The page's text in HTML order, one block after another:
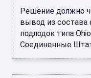
Решение должно
вывод из
подлодок типа
Соединенные